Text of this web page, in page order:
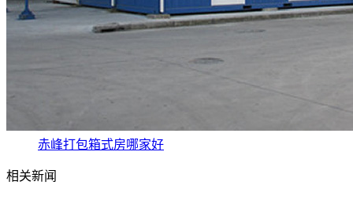
赤峰打包箱式房哪家好
相关新闻